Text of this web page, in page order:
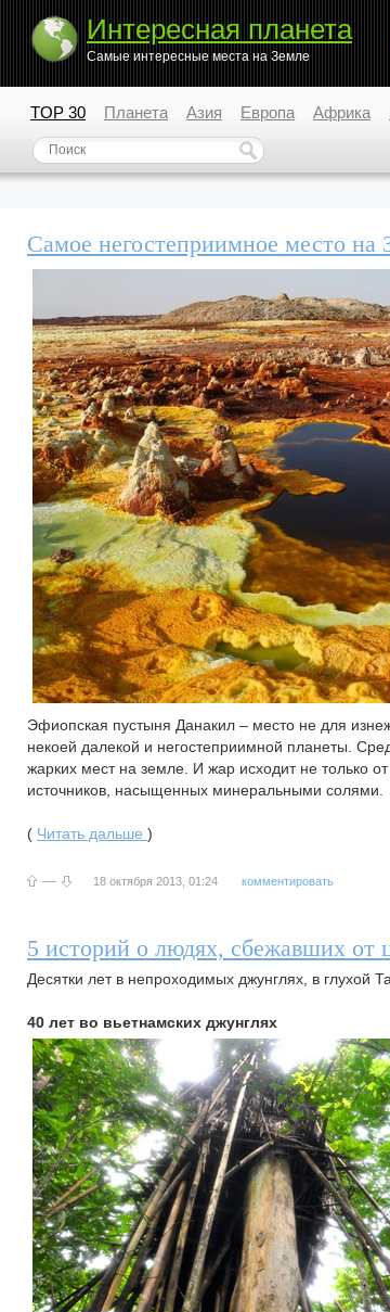
Интересная планета
Самые интересные места на Земле
TOP 30 Планета Азия Европа Африка
Самое негостеприимное место на
Эфиопская пустыня Данакил – место не для
некоей далекой и негостеприимной планеты.
жарких мест на земле. И жар исходит не только
источников, насыщенных минеральными солями.
( Читать дальше )
— 18 октября 2013, 01:24 комментировать
5 историй о людях, сбежавших от
Десятки лет в непроходимых джунглях, в глухой
40 лет во вьетнамских джунглях